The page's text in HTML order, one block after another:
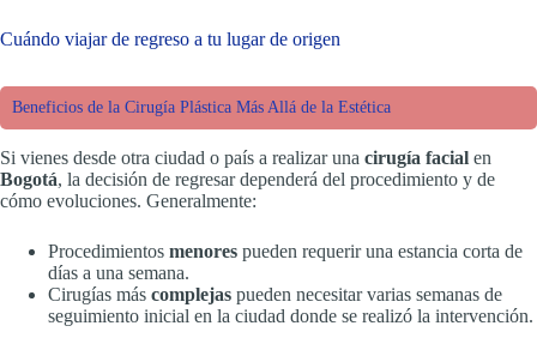
Cuándo viajar de regreso a tu lugar de origen
Beneficios de la Cirugía Plástica Más Allá de la Estética
Si vienes desde otra ciudad o país a realizar una cirugía facial en
Bogotá, la decisión de regresar dependerá del procedimiento y de
cómo evoluciones. Generalmente:
Procedimientos menores pueden requerir una estancia corta de
días a una semana.
Cirugías más complejas pueden necesitar varias semanas de
seguimiento inicial en la ciudad donde se realizó la intervención.